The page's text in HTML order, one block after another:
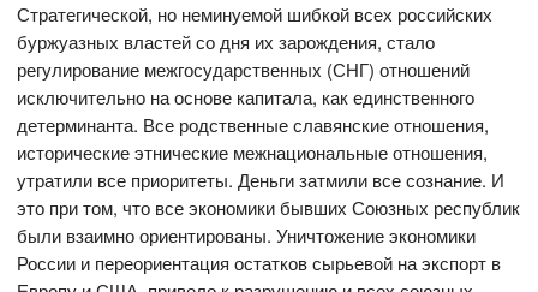
Стратегической, но неминуемой шибкой всех российских
буржуазных властей со дня их зарождения, стало
регулирование межгосударственных (СНГ) отношений
исключительно на основе капитала, как единственного
детерминанта. Все родственные славянские отношения,
исторические этнические межнациональные отношения,
утратили все приоритеты. Деньги затмили все сознание. И
это при том, что все экономики бывших Союзных республик
были взаимно ориентированы. Уничтожение экономики
России и переориентация остатков сырьевой на экспорт в